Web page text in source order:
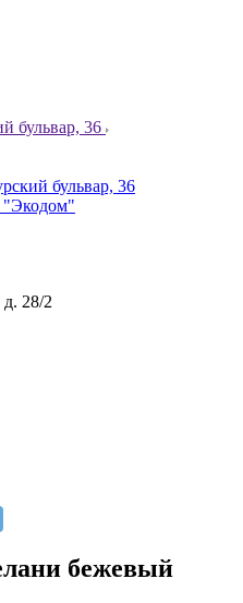
бульвар, 36
бульвар, 36
28/2
бежевый